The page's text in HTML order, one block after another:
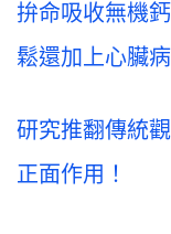
拚命吸收無機
鬆還加上心臟病
研究推翻傳統
正面作用！